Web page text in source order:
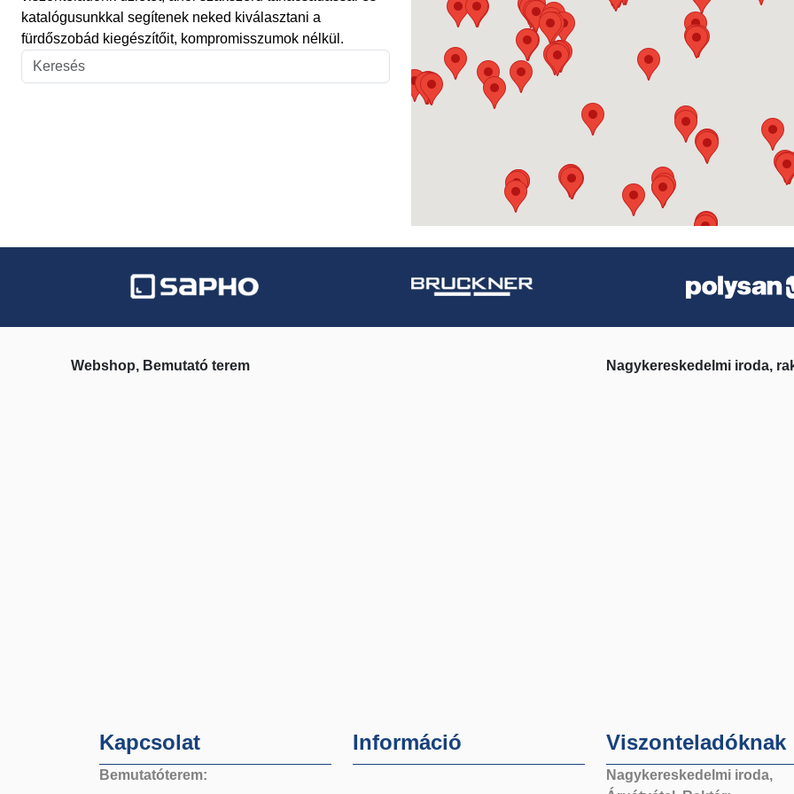
katalógusunkkal segítenek neked kiválasztani a
fürdőszobád kiegészítőit, kompromisszumok nélkül.
Webshop, Bemutató terem Nagykereskedelmi iroda,
Kapcsolat
Bemutatóterem:
Információ Viszonteladóknak
Nagykereskedelmi iroda,